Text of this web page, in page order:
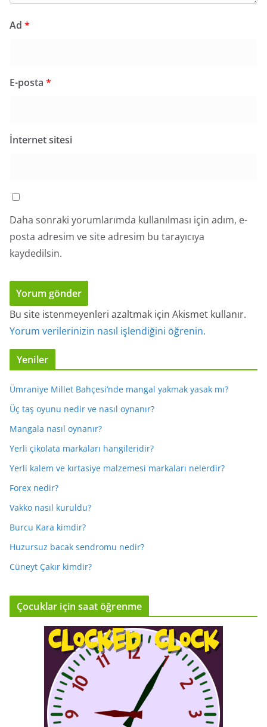
Ad *
E-posta *
İnternet sitesi
Daha sonraki yorumlarımda kullanılması için adım, e-
posta adresim ve site adresim bu tarayıcıya
kaydedilsin.
Bu site istenmeyenleri azaltmak için Akismet kullanır.
Yorum verilerinizin nasıl işlendiğini öğrenin.
Yeniler
Ümraniye Millet Bahçesi’nde mangal yakmak yasak mı?
Üç taş oyunu nedir ve nasıl oynanır?
Mangala nasıl oynanır?
Yerli çikolata markaları hangileridir?
Yerli kalem ve kırtasiye malzemesi markaları nelerdir?
Forex nedir?
Vakko nasıl kuruldu?
Burcu Kara kimdir?
Huzursuz bacak sendromu nedir?
Cüneyt Çakır kimdir?
Çocuklar için saat öğrenme